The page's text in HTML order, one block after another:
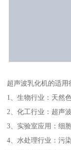
超声波乳化机的适用
1、生物行业：天然
2、化工行业：超声
3、实验室应用：细
4、水处理行业：污